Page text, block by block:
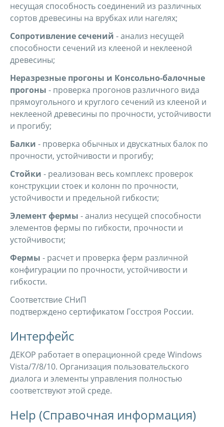
несущая способность соединений из различных
сортов древесины на врубках или нагелях;
Сопротивление сечений - анализ несущей
способности сечений из клееной и неклееной
древесины;
Неразрезные прогоны и Консольно-балочные
прогоны - проверка прогонов различного вида
прямоугольного и круглого сечений из клееной и
неклееной древесины по прочности, устойчивости
и прогибу;
Балки - проверка обычных и двускатных балок по
прочности, устойчивости и прогибу;
Стойки - реализован весь комплекс проверок
конструкции стоек и колонн по прочности,
устойчивости и предельной гибкости;
Элемент фермы - анализ несущей способности
элементов фермы по гибкости, прочности и
устойчивости;
Фермы - расчет и проверка ферм различной
конфигурации по прочности, устойчивости и
гибкости.
Соответствие СНиП
подтверждено сертификатом Госстроя России.
Интерфейс
ДЕКОР работает в операционной среде Windows
Vista/7/8/10. Организация пользовательского
диалога и элементы управления полностью
соответствуют этой среде.
Help (Справочная информация)